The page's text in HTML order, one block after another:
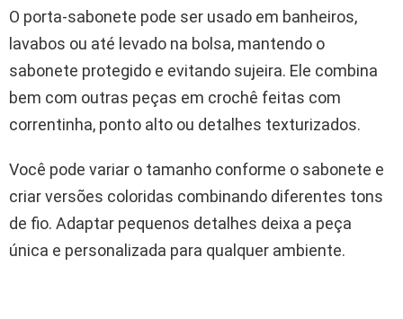
O porta-sabonete pode ser usado em banheiros,
lavabos ou até levado na bolsa, mantendo o
sabonete protegido e evitando sujeira. Ele combina
bem com outras peças em crochê feitas com
correntinha, ponto alto ou detalhes texturizados.
Você pode variar o tamanho conforme o sabonete e
criar versões coloridas combinando diferentes tons
de fio. Adaptar pequenos detalhes deixa a peça
única e personalizada para qualquer ambiente.